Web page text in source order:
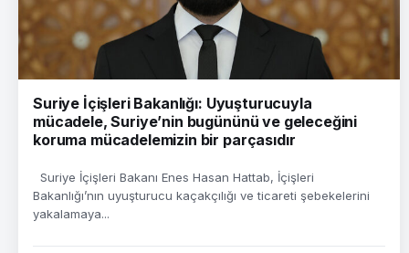
Suriye İçişleri Bakanlığı: Uyuşturucuyla
mücadele, Suriye’nin bugününü ve geleceğini
koruma mücadelemizin bir parçasıdır
Suriye İçişleri Bakanı Enes Hasan Hattab, İçişleri
Bakanlığı’nın uyuşturucu kaçakçılığı ve ticareti şebekelerini
yakalamaya...